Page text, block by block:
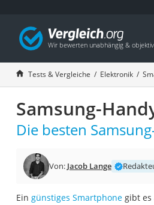
Tests & Vergleiche Elektronik
Samsung-
Die besten
Von: Jacob Lange
Ein günstiges Smartphonegibt es